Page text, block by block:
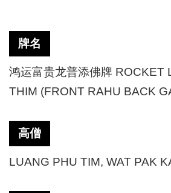
牌名
鸿运富贵龙普添佛牌 ROCKET
THIM (FRONT RAHU BACK
高僧
LUANG PHU TIM, WAT PAK